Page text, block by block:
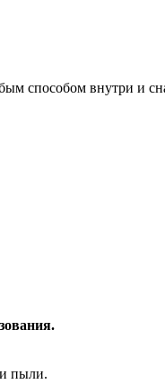
способом внутри и
пыли.